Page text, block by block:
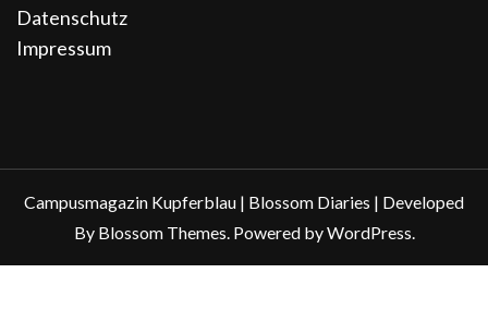
Datenschutz
Impressum
Campusmagazin Kupferblau | Blossom Diaries | Developed
By Blossom Themes. Powered byWordPress.